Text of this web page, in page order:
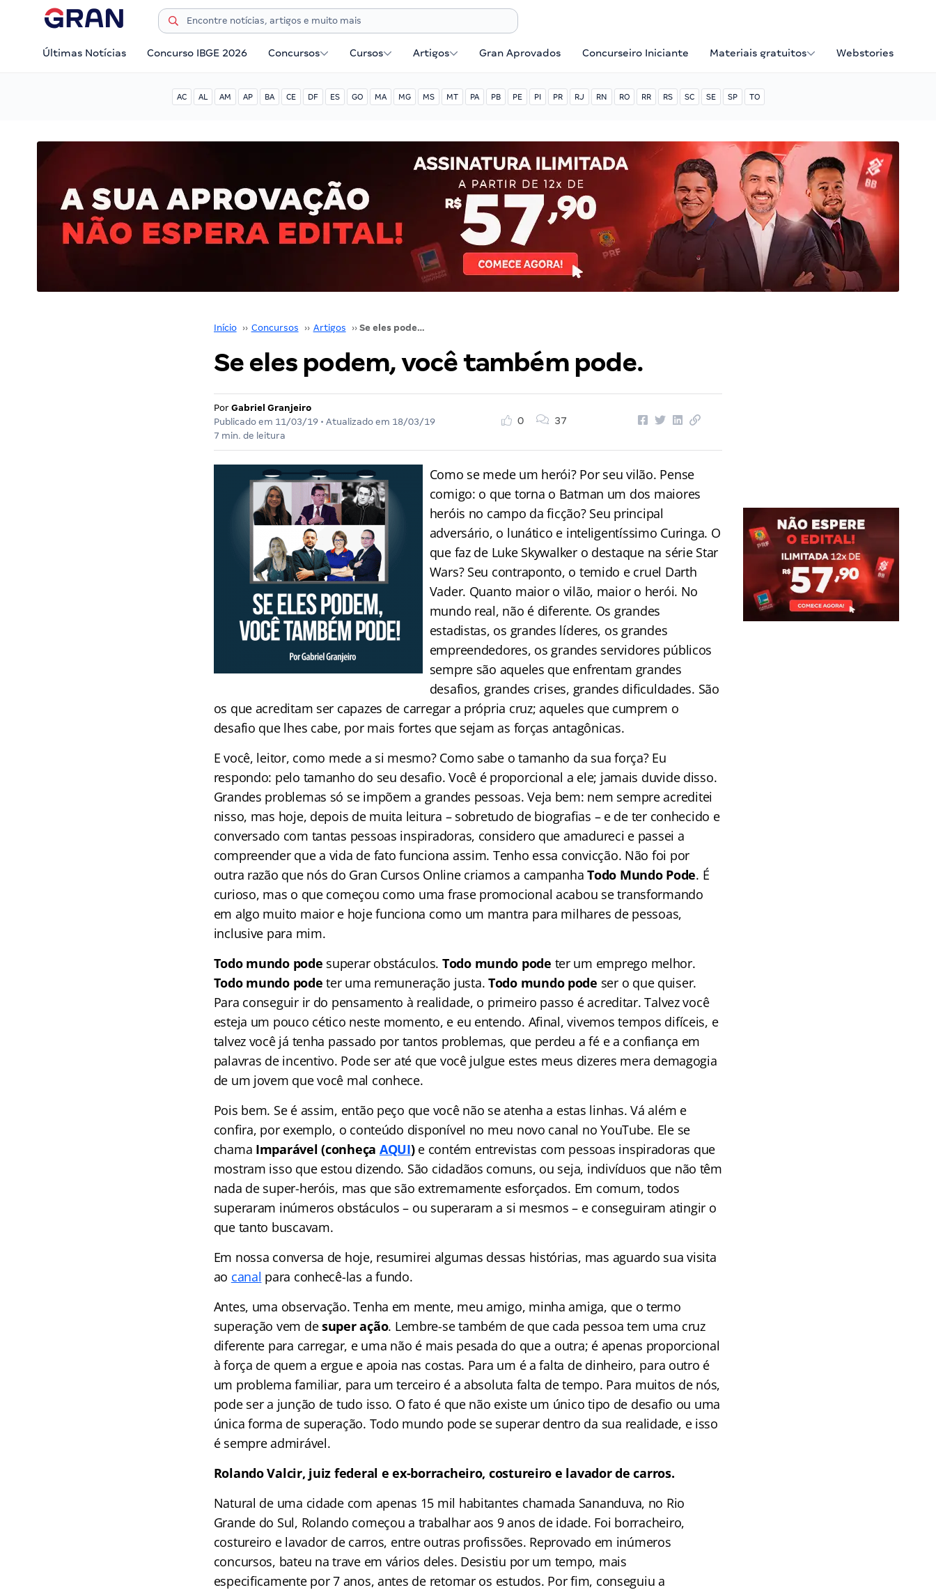
Últimas Notícias Concurso IBGE 2026 Concursos Cursos Artigos Gran Aprovados Concurseiro Iniciante Materiais gratuitos Webstories
AC AL AM AP BA CE DF ES GO MA MG MS MT PA PB PE PI PR RJ RN RO RR RS SC SE SP TO
Início ›› Concursos ›› Artigos ›› Se eles podem, você também pode.
Se eles podem, você também pode.
Por Gabriel Granjeiro
Publicado em 11/03/19• Atualizado em 18/03/19
7 min. de leitura
0 37
Como se mede um herói? Por seu vilão. Pense
comigo: o que torna o Batman um dos maiores
heróis no campo da ficção? Seu principal
adversário, o lunático e inteligentíssimo Curinga. O
que faz de Luke Skywalker o destaque na série Star
Wars? Seu contraponto, o temido e cruel Darth
Vader. Quanto maior o vilão, maior o herói. No
mundo real, não é diferente. Os grandes
estadistas, os grandes líderes, os grandes
empreendedores, os grandes servidores públicos
sempre são aqueles que enfrentam grandes
desafios, grandes crises, grandes dificuldades. São
os que acreditam ser capazes de carregar a própria cruz; aqueles que cumprem o
desafio que lhes cabe, por mais fortes que sejam as forças antagônicas.
E você, leitor, como mede a si mesmo? Como sabe o tamanho da sua força? Eu
respondo: pelo tamanho do seu desafio. Você é proporcional a ele; jamais duvide disso.
Grandes problemas só se impõem a grandes pessoas. Veja bem: nem sempre acreditei
nisso, mas hoje, depois de muita leitura – sobretudo de biografias – e de ter conhecido e
conversado com tantas pessoas inspiradoras, considero que amadureci e passei a
compreender que a vida de fato funciona assim. Tenho essa convicção. Não foi por
outra razão que nós do Gran Cursos Online criamos a campanhaTodo Mundo Pode. É
curioso, mas o que começou como uma frase promocional acabou se transformando
em algo muito maior e hoje funciona como um mantra para milhares de pessoas,
inclusive para mim.
Todo mundo pode superar obstáculos. Todo mundo pode ter um emprego melhor.
Todo mundo podeter uma remuneração justa. Todo mundo pode ser o que quiser.
Para conseguir ir do pensamento à realidade, o primeiro passo é acreditar. Talvez você
esteja um pouco cético neste momento, e eu entendo. Afinal, vivemos tempos difíceis, e
talvez você já tenha passado por tantos problemas, que perdeu a fé e a confiança em
palavras de incentivo. Pode ser até que você julgue estes meus dizeres mera demagogia
de um jovem que você mal conhece.
Pois bem. Se é assim, então peço que você não se atenha a estas linhas. Vá além e
confira, por exemplo, o conteúdo disponível no meu novo canal no YouTube. Ele se
chama Imparável (conheça AQUI) e contém entrevistas com pessoas inspiradoras que
mostram isso que estou dizendo. São cidadãos comuns, ou seja, indivíduos que não têm
nada de super-heróis, mas que são extremamente esforçados. Em comum, todos
superaram inúmeros obstáculos – ou superaram a si mesmos – e conseguiram atingir o
que tanto buscavam.
Em nossa conversa de hoje, resumirei algumas dessas histórias, mas aguardo sua visita
ao canal para conhecê-las a fundo.
Antes, uma observação. Tenha em mente, meu amigo, minha amiga, que o termo
superação vem desuper ação. Lembre-se também de que cada pessoa tem uma cruz
diferente para carregar, e uma não é mais pesada do que a outra; é apenas proporcional
à força de quem a ergue e apoia nas costas. Para um é a falta de dinheiro, para outro é
um problema familiar, para um terceiro é a absoluta falta de tempo. Para muitos de nós,
pode ser a junção de tudo isso. O fato é que não existe um único tipo de desafio ou uma
única forma de superação. Todo mundo pode se superar dentro da sua realidade, e isso
é sempre admirável.
Rolando Valcir, juiz federal e ex-borracheiro, costureiro e lavador de carros.
Natural de uma cidade com apenas 15 mil habitantes chamada Sananduva, no Rio
Grande do Sul, Rolando começou a trabalhar aos 9 anos de idade. Foi borracheiro,
costureiro e lavador de carros, entre outras profissões. Reprovado em inúmeros
concursos, bateu na trave em vários deles. Desistiu por um tempo, mais
especificamente por 7 anos, antes de retomar os estudos. Por fim, conseguiu a